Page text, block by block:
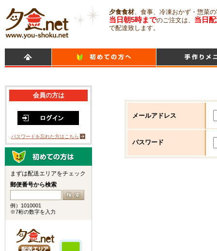
夕食食材、食事、冷凍おかず・惣菜
当日朝5時までのご注文は、 当日
で配達致します。
メールアドレス
パスワード
会員の方は
パスワードを忘れた方はこちら
まずは配送エリアをチェック
郵便番号から検索
例）1010001
※7桁の数字を入力